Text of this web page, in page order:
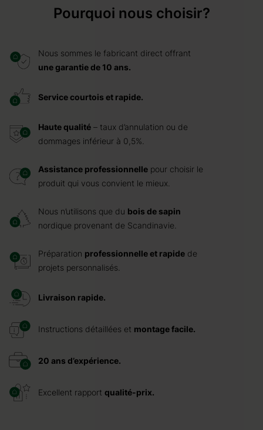
Pourquoi nous choisir?
Nous sommes le fabricant direct offrant
une garantie de 10 ans.
Service courtois et rapide.
Haute qualité – taux d’annulation ou de
dommages inférieur à 0,5%.
Assistance professionnelle pour choisir le
produit qui vous convient le mieux.
Nous n’utilisons que du bois de sapin
nordique provenant de Scandinavie.
Préparation professionnelle et rapide de
projets personnalisés.
Livraison rapide.
Instructions détaillées et montage facile.
20 ans d’expérience.
Excellent rapport qualité-prix.